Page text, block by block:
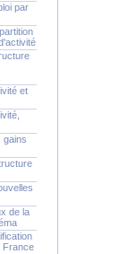
par
et
gains
de la
France